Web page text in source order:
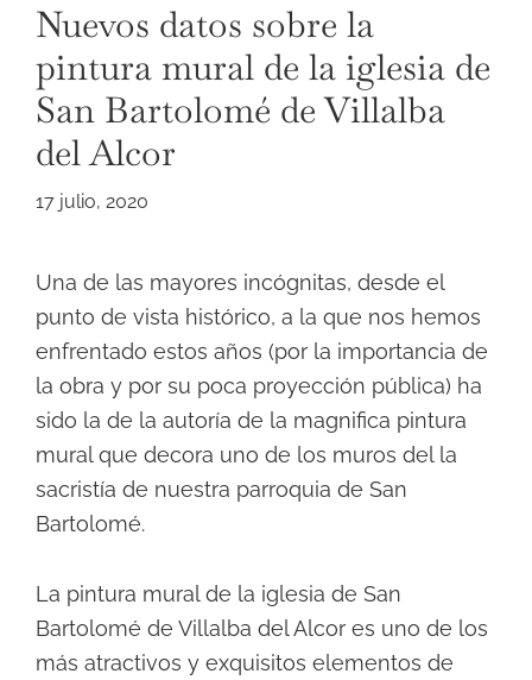
Nuevos datos sobre la
pintura mural de la iglesia de
San Bartolomé de Villalba
del Alcor
17 julio, 2020
Una de las mayores incógnitas, desde el
punto de vista histórico, a la que nos hemos
enfrentado estos años (por la importancia de
la obra y por su poca proyección pública) ha
sido la de la autoría de la magnifica pintura
mural que decora uno de los muros del la
sacristía de nuestra parroquia de San
Bartolomé.
La pintura mural de la iglesia de San
Bartolomé de Villalba del Alcor es uno de los
más atractivos y exquisitos elementos de